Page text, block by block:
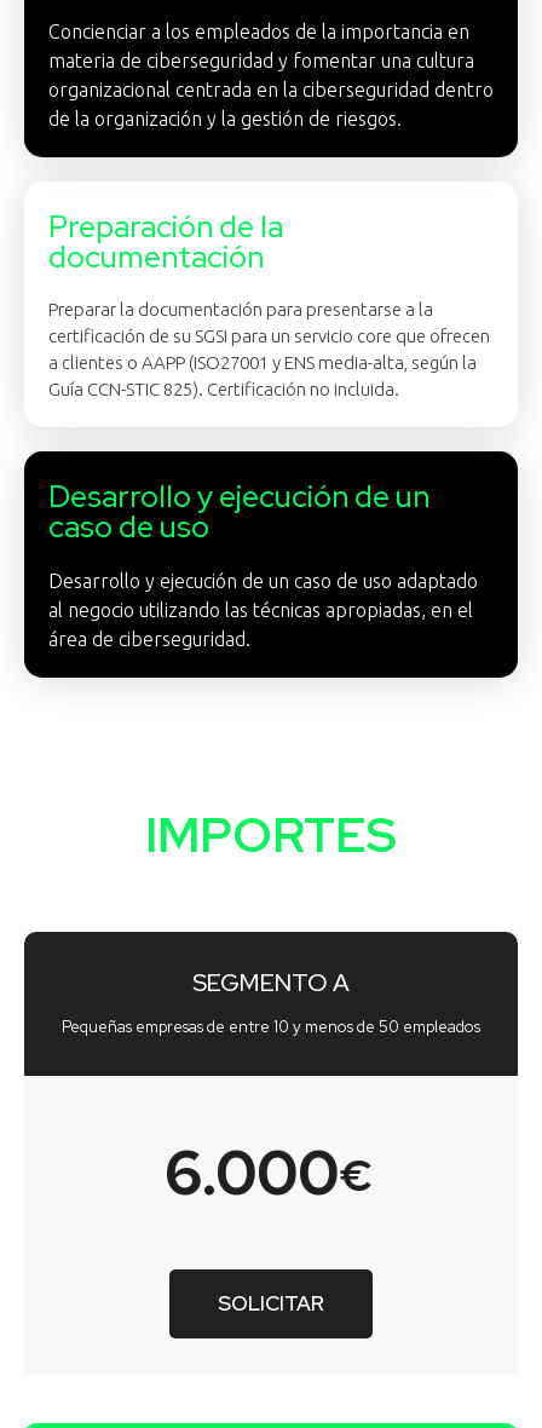
Concienciar a los empleados de la importancia en
materia de ciberseguridad y fomentar una cultura
organizacional centrada en la ciberseguridad dentro
de la organización y la gestión de riesgos.
Preparación de la
documentación
Preparar la documentación para presentarse a la
certificación de su SGSI para un servicio core que ofrecen
a clientes o AAPP (ISO27001 y ENS media-alta, según la
Guía CCN-STIC 825). Certificación no incluida.
Desarrollo y ejecución de un
caso de uso
Desarrollo y ejecución de un caso de uso adaptado
al negocio utilizando las técnicas apropiadas, en el
área de ciberseguridad.
IMPORTES
SEGMENTO A
Pequeñas empresas de entre 10 y menos de 50 empleados
6.000€
SOLICITAR